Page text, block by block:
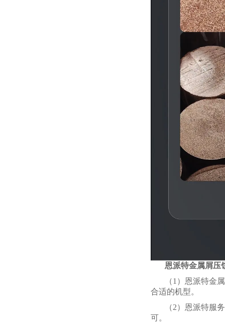
恩派特金属屑压
（1）恩派特金
合适的机型。
（2）恩派特服
可。